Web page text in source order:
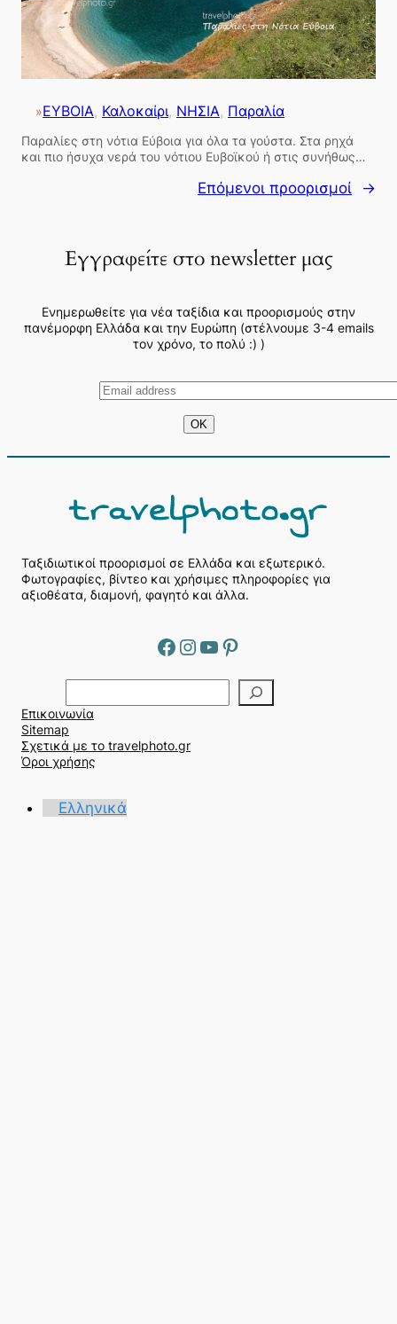
»ΕΥΒΟΙΑ, Καλοκαίρι, ΝΗΣΙΑ, Παραλία
Παραλίες στη νότια Εύβοια για όλα τα γούστα. Στα ρηχά
και πιο ήσυχα νερά του νότιου Ευβοϊκού ή στις συνήθως…
Επόμενοι προορισμοί →
Εγγραφείτε στο newsletter μας
Ενημερωθείτε για νέα ταξίδια και προορισμούς στην
πανέμορφη Ελλάδα και την Ευρώπη (στέλνουμε 3-4 emails
τον χρόνο, το πολύ :) )
Ταξιδιωτικοί προορισμοί σε Ελλάδα και εξωτερικό.
Φωτογραφίες, βίντεο και χρήσιμες πληροφορίες για
αξιοθέατα, διαμονή, φαγητό και άλλα.
Facebook Instagram YouTube Pinterest
ν
α
ζ
ή
σ
Επικοινωνία
Sitemap
Σχετικά με το travelphoto.gr
Όροι χρήσης
Ελληνικά